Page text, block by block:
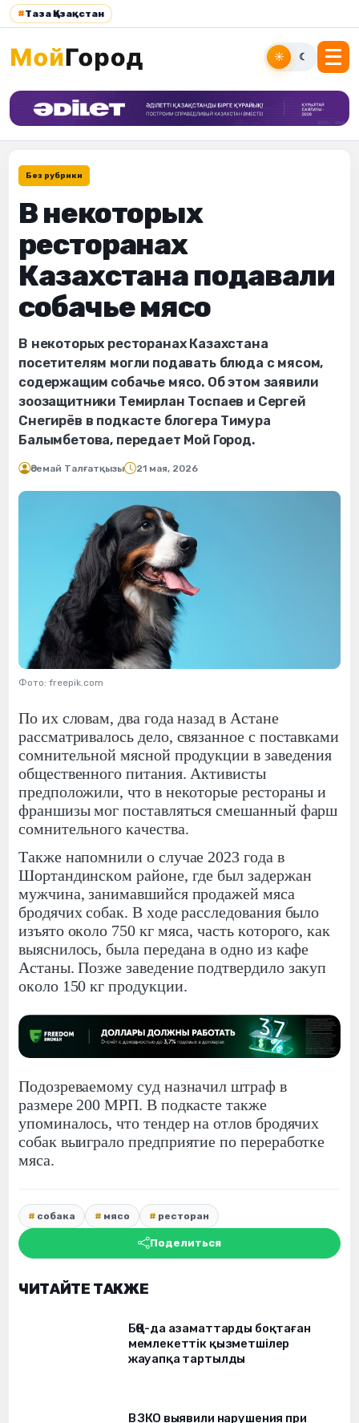
#Таза Қазақстан
☀ ☾
Без рубрики
В некоторых
ресторанах
Казахстана подавали
собачье мясо
В некоторых ресторанах Казахстана
посетителям могли подавать блюда с мясом,
содержащим собачье мясо. Об этом заявили
зоозащитники Темирлан Тоспаев и Сергей
Снегирёв в подкасте блогера Тимура
Балымбетова, передает Мой Город.
Әсемай Талғатқызы 21 мая, 2026
Фото: freepik.com
По их словам, два года назад в Астане
рассматривалось дело, связанное с поставками
сомнительной мясной продукции в заведения
общественного питания. Активисты
предположили, что в некоторые рестораны и
франшизы мог поставляться смешанный фарш
сомнительного качества.
Также напомнили о случае 2023 года в
Шортандинском районе, где был задержан
мужчина, занимавшийся продажей мяса
бродячих собак. В ходе расследования было
изъято около 750 кг мяса, часть которого, как
выяснилось, была передана в одно из кафе
Астаны. Позже заведение подтвердило закуп
около 150 кг продукции.
Подозреваемому суд назначил штраф в
размере 200 МРП. В подкасте также
упоминалось, что тендер на отлов бродячих
собак выиграло предприятие по переработке
мяса.
собака мясо ресторан
Поделиться
ЧИТАЙТЕ ТАКЖЕ
БҚО-да азаматтарды боқтаған
мемлекеттік қызметшілер
жауапқа тартылды
В ЗКО выявили нарушения при